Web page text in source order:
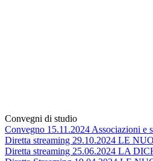
Convegni di studio
Convegno 15.11.2024 Associazioni e
Diretta streaming 29.10.2024 LE
Diretta streaming 25.06.2024 LA